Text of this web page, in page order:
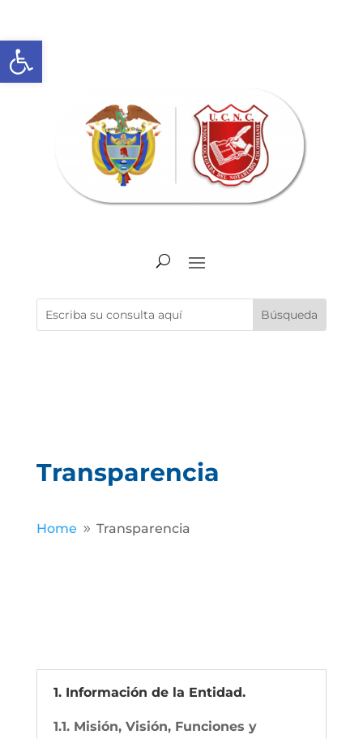
Abrir barra de herramientas
Transparencia
Home 9 Transparencia
1. Información de la Entidad.
1.1. Misión, Visión, Funciones y